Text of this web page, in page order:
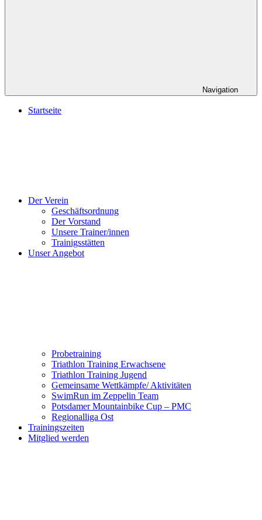
Navigation
Startseite
Der Verein
Geschäftsordnung
Der Vorstand
Unsere Trainer/innen
Trainigsstätten
Unser Angebot
Probetraining
Triathlon Training Erwachsene
Triathlon Training Jugend
Gemeinsame Wettkämpfe/ Aktivitäten
SwimRun im Zeppelin Team
Potsdamer Mountainbike Cup – PMC
Regionalliga Ost
Trainingszeiten
Mitglied werden